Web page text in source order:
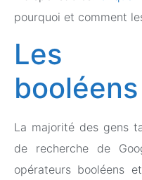
pourquoi et comment
Les
La majorité des gens
de recherche de
opérateurs booléens